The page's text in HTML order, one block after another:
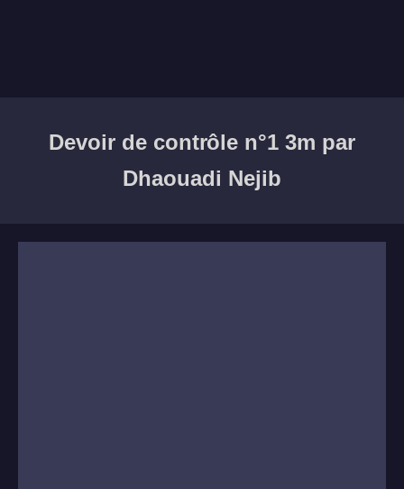
Devoir de contrôle n°1 3m par
Dhaouadi Nejib